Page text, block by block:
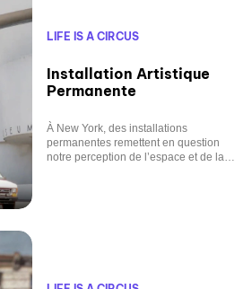
LIFE IS A CIRCUS
Installation Artistique
Permanente
À New York, des installations
permanentes remettent en question
notre perception de l’espace et de la